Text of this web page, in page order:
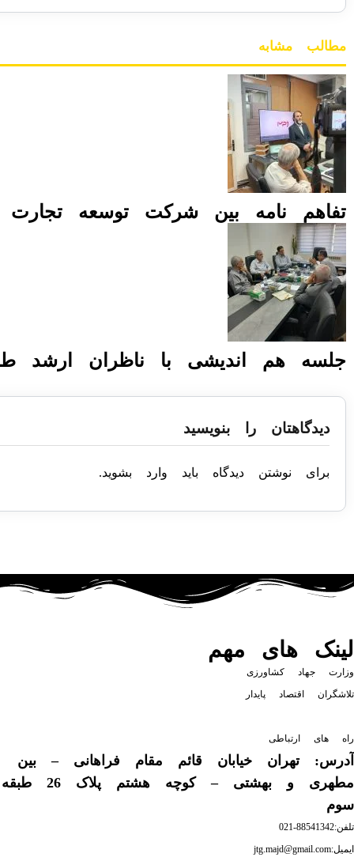
مطالب مشابه
تفاهم نامه بین شرکت توسعه
جلسه هم اندیشی با ناظران ارشد
دیدگاهتان را بنویسید
برای نوشتن دیدگاه باید وارد بشوید.
لینک های مهم
وزارت جهاد کشاورزی
تلاشگران اقتصاد پایدار
راه های ارتباطی
آدرس: تهران خیابان قائم مقام فراهانی – بین
مطهری و بهشتی – کوچه هشتم پلاک 26 طبقه
سوم
تلفن:88541342-021
ایمیل:jtg.majd@gmail.com